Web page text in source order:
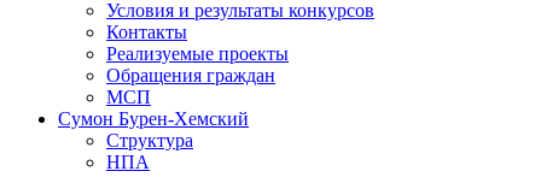
Условия и результаты конкурсов
Контакты
Реализуемые проекты
Обращения граждан
МСП
Сумон Бурен-Хемский
Структура
НПА